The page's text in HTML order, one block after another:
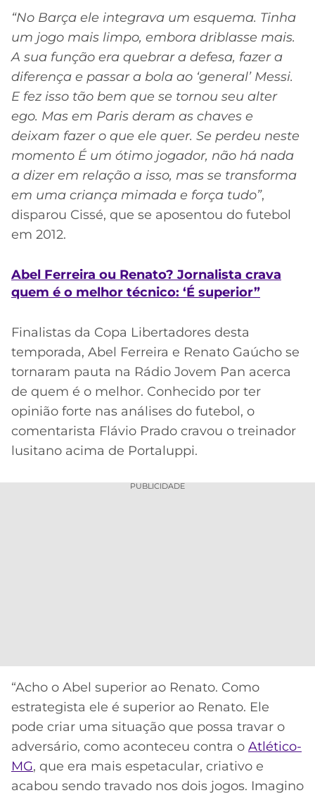
“No Barça ele integrava um esquema. Tinha
um jogo mais limpo, embora driblasse mais.
A sua função era quebrar a defesa, fazer a
diferença e passar a bola ao ‘general’ Messi.
E fez isso tão bem que se tornou seu alter
ego. Mas em Paris deram as chaves e
deixam fazer o que ele quer. Se perdeu neste
momento É um ótimo jogador, não há nada
a dizer em relação a isso, mas se transforma
em uma criança mimada e força tudo”,
disparou Cissé, que se aposentou do futebol
em 2012.
Abel Ferreira ou Renato? Jornalista crava
quem é o melhor técnico: ‘É superior”
Finalistas da Copa Libertadores desta
temporada, Abel Ferreira e Renato Gaúcho se
tornaram pauta na Rádio Jovem Pan acerca
de quem é o melhor. Conhecido por ter
opinião forte nas análises do futebol, o
comentarista Flávio Prado cravou o treinador
lusitano acima de Portaluppi.
PUBLICIDADE
“Acho o Abel superior ao Renato. Como
estrategista ele é superior ao Renato. Ele
pode criar uma situação que possa travar o
adversário, como aconteceu contra o Atlético-
MG, que era mais espetacular, criativo e
acabou sendo travado nos dois jogos. Imagino